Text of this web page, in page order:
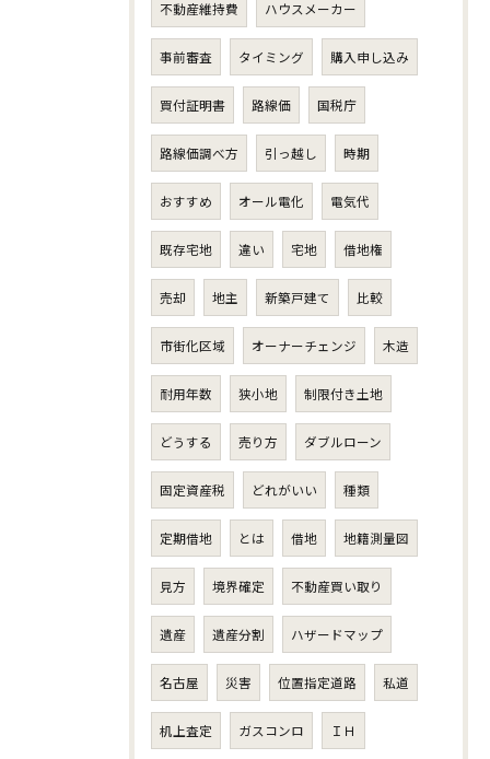
不動産維持費 ハウスメーカー
事前審査 タイミング 購入申し込み
買付証明書 路線価 国税庁
路線価調べ方 引っ越し 時期
おすすめ オール電化 電気代
既存宅地 違い 宅地 借地権
売却 地主 新築戸建て 比較
市街化区域 オーナーチェンジ 木造
耐用年数 狭小地 制限付き土地
どうする 売り方 ダブルローン
固定資産税 どれがいい 種類
定期借地 とは 借地 地籍測量図
見方 境界確定 不動産買い取り
遺産 遺産分割 ハザードマップ
名古屋 災害 位置指定道路 私道
机上査定 ガスコンロ ＩＨ